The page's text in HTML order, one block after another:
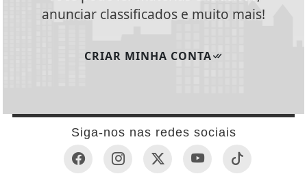
anunciar classificados e muito mais!
CRIAR MINHA CONTA
Siga-nos nas redes sociais